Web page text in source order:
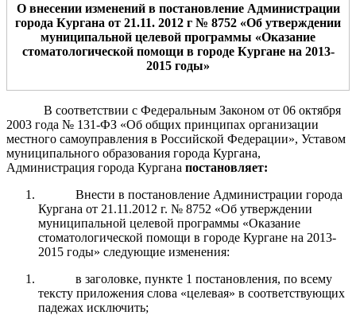
О внесении изменений в постановление Администрации
города Кургана от 21.11. 2012 г № 8752 «Об утверждении
муниципальной целевой программы «Оказание
стоматологической помощивгороде Кургане на 2013-
2015 годы»
В соответствии с Федеральным Законом от 06 октября
2003 года № 131-ФЗ «Об общих принципах организации
местного самоуправления в Российской Федерации», Уставом
муниципального образования города Кургана,
Администрация города Кургана постановляет:
Внести в постановление Администрации города
Кургана от 21.11.2012 г. № 8752 «Об утверждении
муниципальной целевой программы «Оказание
стоматологической помощи в городе Кургане на 2013-
2015 годы» следующие изменения:
в заголовке, пункте 1 постановления, по всему
тексту приложения слова «целевая» в соответствующих
падежах исключить;